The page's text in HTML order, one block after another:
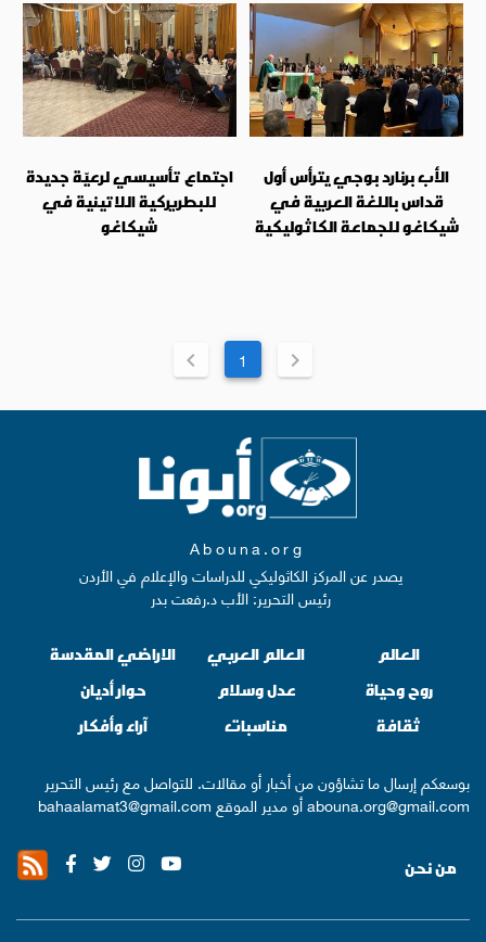
الأب برنارد بوجي يترأس أول
قداس باللغة العربية في
شيكاغو للجماعة الكاثوليكية
اجتماع تأسيسي لرعيّة جديدة
للبطريركية اللاتينية في
شيكاغو
1
Abouna.org
يصدر عن المركز الكاثوليكي للدراسات والإعلام في الأردن
رئيس التحرير: الأب د.رفعت بدر
العالم العالم العربي
الاراضي المقدسة
روح وحياة
عدل وسلام
حوار أديان
ثقافة
مناسبات آراء وأفكار
بوسعكم إرسال ما تشاؤون من أخبار أو مقالات. للتواصل مع رئيس التحرير
abouna.org@gmail.comأو مدير الموقعbahaalamat3@gmail.com
من نحن